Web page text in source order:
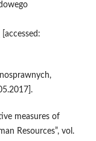
[accessed:
measures of
Resources”, vol.